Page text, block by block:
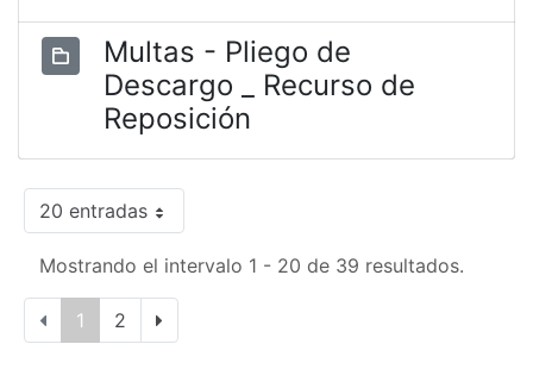
Multas - Pliego de
Descargo _ Recurso de
Reposición
20 entradas
Mostrando el intervalo 1 - 20 de 39 resultados.
1 2